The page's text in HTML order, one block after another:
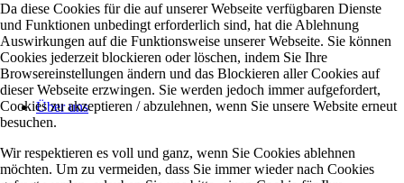
Über uns
Da diese Cookies für die auf unserer Webseite verfügbaren Dienste
und Funktionen unbedingt erforderlich sind, hat die Ablehnung
Auswirkungen auf die Funktionsweise unserer Webseite. Sie können
Cookies jederzeit blockieren oder löschen, indem Sie Ihre
Browsereinstellungen ändern und das Blockieren aller Cookies auf
dieser Webseite erzwingen. Sie werden jedoch immer aufgefordert,
Cookies zu akzeptieren / abzulehnen, wenn Sie unsere Website erneut
besuchen.
Wir respektieren es voll und ganz, wenn Sie Cookies ablehnen
möchten. Um zu vermeiden, dass Sie immer wieder nach Cookies